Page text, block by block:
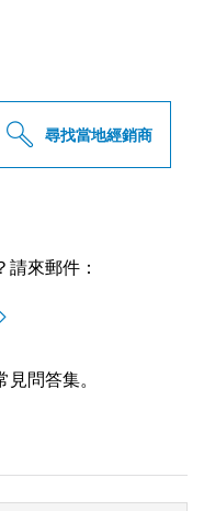
尋找當地經銷商
來郵件：
問答集。